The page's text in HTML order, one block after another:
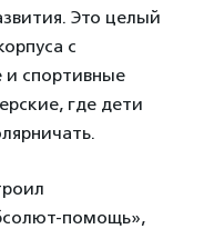
Это целый
с
спортивные
где дети
помощь»,